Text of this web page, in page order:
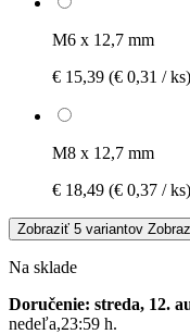
M6 x 12,7 mm
€ 15,39 (€ 0,31 / ks)
M8 x 12,7 mm
€ 18,49 (€ 0,37 / ks)
Zobraziť 5 variantov
Na sklade
Doručenie: streda, 12.
nedeľa,23:59 h.